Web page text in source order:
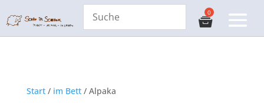
Start/ im Bett/ Alpaka